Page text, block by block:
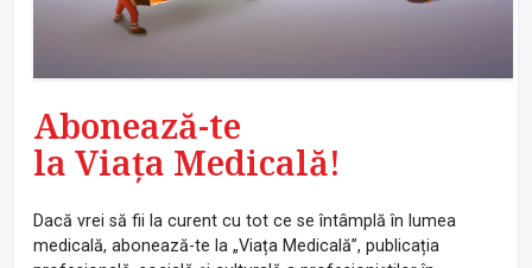
Abonează-te
la Viața Medicală!
Dacă vrei să fii la curent cu tot ce se întâmplă în lumea
medicală, abonează-te la „Viața Medicală”, publicația